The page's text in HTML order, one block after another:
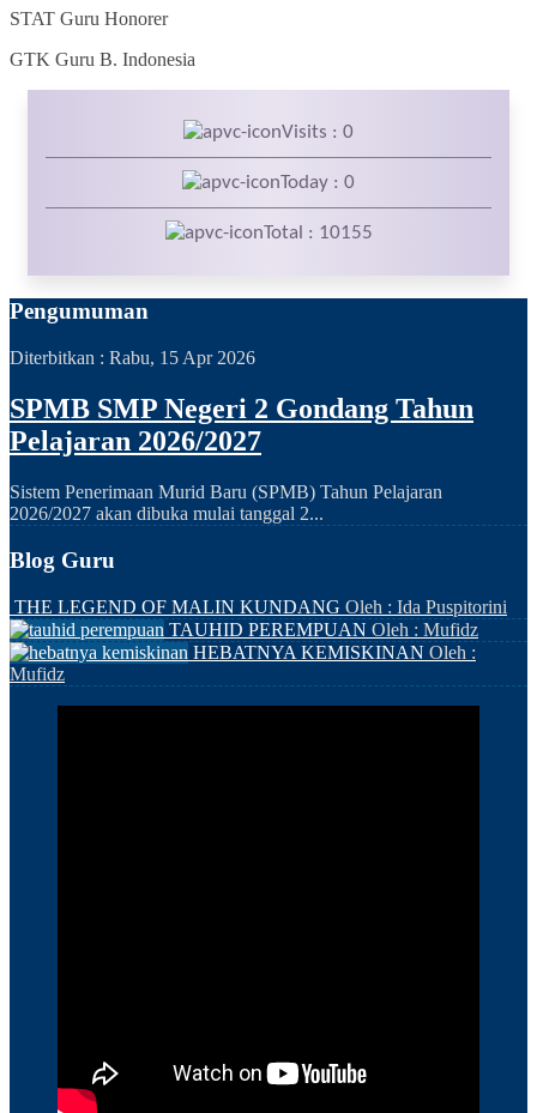
STAT Guru Honorer
GTK Guru B. Indonesia
Visits : 0
Today : 0
Total : 10155
Pengumuman
Diterbitkan : Rabu, 15 Apr 2026
SPMB SMP Negeri 2 Gondang Tahun
Pelajaran 2026/2027
Sistem Penerimaan Murid Baru (SPMB) Tahun Pelajaran
2026/2027 akan dibuka mulai tanggal 2...
Blog Guru
THE LEGEND OF MALIN KUNDANG Oleh : Ida Puspitorini
TAUHID PEREMPUAN Oleh : Mufidz
HEBATNYA KEMISKINAN Oleh :
Mufidz